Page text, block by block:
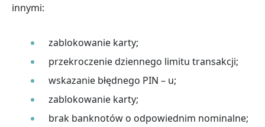
innymi:
zablokowanie karty;
przekroczenie dziennego limitu transakcji;
wskazanie błędnego PIN – u;
zablokowanie karty;
brak banknotów o odpowiednim nominalne;